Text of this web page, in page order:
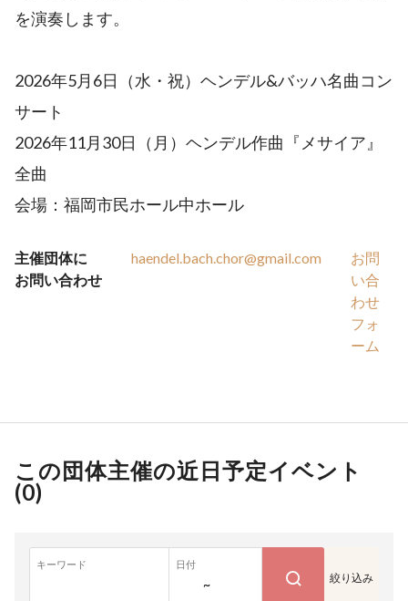
を演奏します。
2026年5月6日（水・祝）ヘンデル&バッハ名曲コン
サート
2026年11月30日（月）ヘンデル作曲『メサイア』
全曲
会場：福岡市民ホール中ホール
主催団体に
お問い合わせ
haendel.bach.chor@gmail.com
お問
い合
わせ
フォ
ーム
この団体主催の近日予定イベント
(0)
キーワード 日付
~ 絞り込み